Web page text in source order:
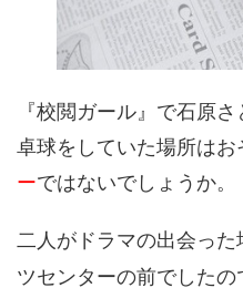
『校閲ガール』で石原
卓球をしていた場所はお
ーではないでしょうか。
二人がドラマの出会っ
ツセンターの前でしたの